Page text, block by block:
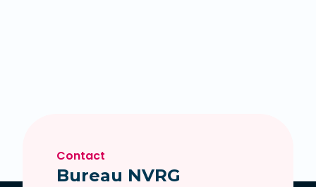
Contact
Bureau NVRG